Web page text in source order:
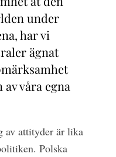
under
har vi
ägnat
våra egna
av attityder är lika
Polska